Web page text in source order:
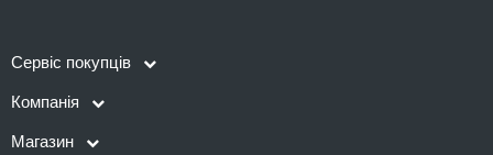
Сервіс покупців
Компанія
Магазин